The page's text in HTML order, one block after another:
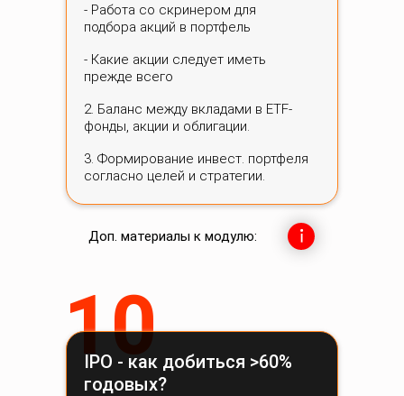
10
IPO - как добиться >60%
годовых?
- Работа со скринером для
подбора акций в портфель
- Какие акции следует иметь
прежде всего
2. Баланс между вкладами в ETF-
фонды, акции и облигации.
3. Формирование инвест. портфеля
согласно целей и стратегии.
Доп. материалы к модулю: